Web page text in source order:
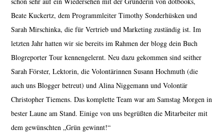
Beate Kuckertz, dem Programmleiter Timothy Sonderhüsken und
Sarah Mirschinka, die für Vertrieb und Marketing zuständig ist. Im
letzten Jahr hatten wir sie bereits im Rahmen der blogg dein Buch
Blogreporter Tour kennengelernt. Neu dazu gekommen sind seither
Sarah Förster, Lektorin, die Volontärinnen Susann Hochmuth (die
auch uns Blogger betreut) und Alina Niggemann und Volontär
Christopher Tiemens. Das komplette Team war am Samstag Morgen in
bester Laune am Stand. Einige von uns begrüßten die Mitarbeiter mit
dem gewünschten „Grün gewinnt!“